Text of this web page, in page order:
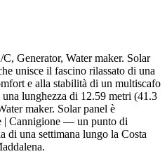
Generator, Water maker. Solar
unisce il fascino rilassato di una
e alla stabilità di un multiscafo
lunghezza di 12.59 metri (41.3
maker. Solar panel è
| Cannigione — un punto di
di una settimana lungo la Costa